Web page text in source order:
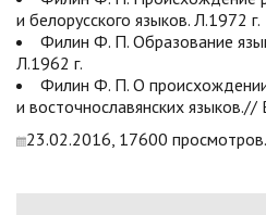
и белорусского языков. Л.1972 г.
Филин Ф. П. Образование
Л.1962 г.
Филин Ф. П. О происхождении
и восточнославянских
23.02.2016, 17600 просмотров.